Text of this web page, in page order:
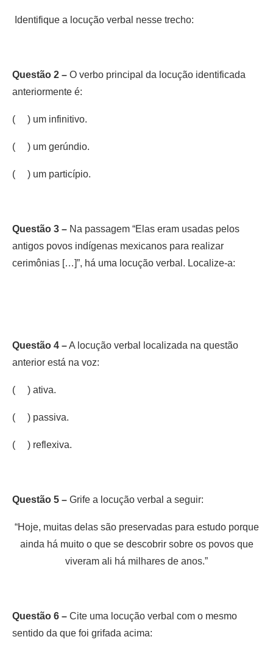
Identifique a locução verbal nesse trecho:
Questão 2 – O verbo principal da locução identificada
anteriormente é:
( ) um infinitivo.
( ) um gerúndio.
( ) um particípio.
Questão 3 – Na passagem “Elas eram usadas pelos
antigos povos indígenas mexicanos para realizar
cerimônias […]”, há uma locução verbal. Localize-a:
Questão 4 –A locução verbal localizada na questão
anterior está na voz:
( ) ativa.
( ) passiva.
( ) reflexiva.
Questão 5 – Grife a locução verbal a seguir:
“Hoje, muitas delas são preservadas para estudo porque
ainda há muito o que se descobrir sobre os povos que
viveram ali há milhares de anos.”
Questão 6 – Cite uma locução verbal com o mesmo
sentido da que foi grifada acima: